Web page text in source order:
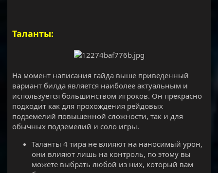
Таланты:
На момент написания гайда выше приведенный
вариант билда является наиболее актуальным и
используется большинством игроков. Он прекрасно
подходит как для прохождения рейдовых
подземелий повышенной сложности, так и для
обычных подземелий и соло игры.
Таланты 4 тира не влияют на наносимый урон,
они влияют лишь на контроль, по этому вы
можете выбрать любой из них, который вам